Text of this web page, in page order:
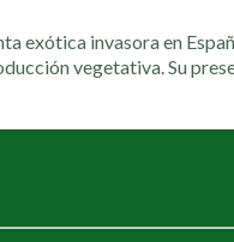
exótica invasora en
vegetativa. Su